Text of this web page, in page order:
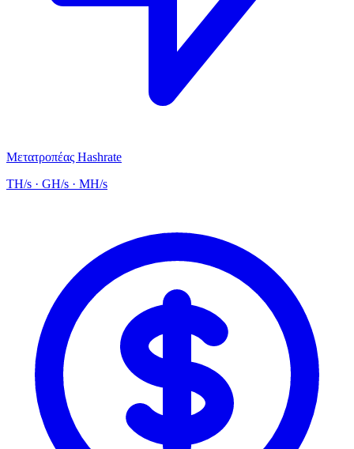
Μετατροπέας Hashrate
TH/s · GH/s · MH/s